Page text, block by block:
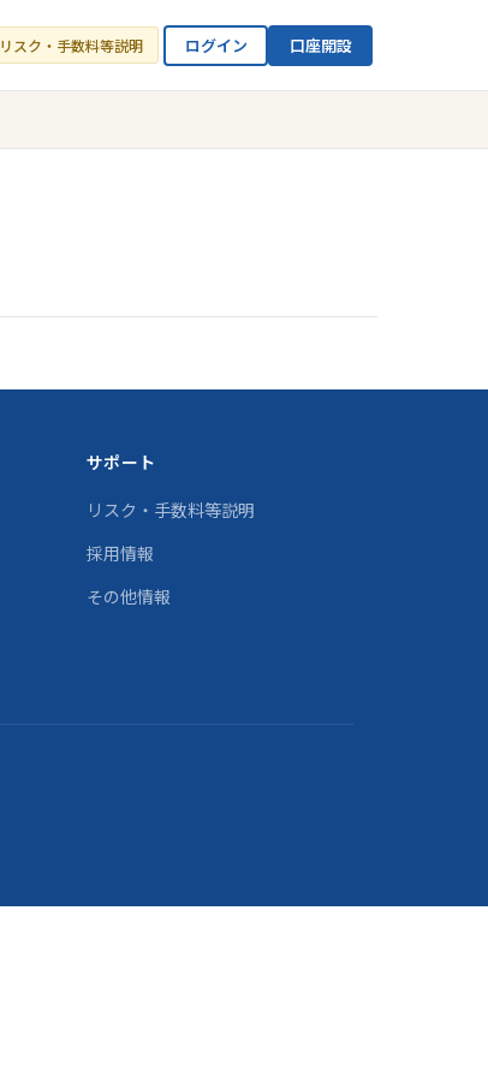
リスク・手数料等説明 ログイン 口座開設
サポート
リスク・手数料等説明
採用情報
その他情報